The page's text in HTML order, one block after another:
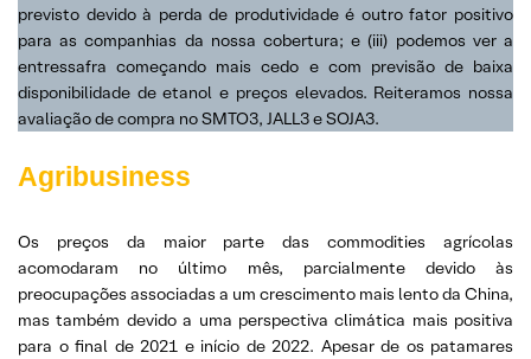
previsto devido à perda de produtividade é outro fator positivo
para as companhias da nossa cobertura; e (iii) podemos ver a
entressafra começando mais cedo e com previsão de baixa
disponibilidade de etanol e preços elevados. Reiteramos nossa
avaliação de compra no SMTO3, JALL3 e SOJA3.
Agribusiness
Os preços da maior parte das commodities agrícolas
acomodaram no último mês, parcialmente devido às
preocupações associadas a um crescimento mais lento da China,
mas também devido a uma perspectiva climática mais positiva
para o final de 2021 e início de 2022. Apesar de os patamares